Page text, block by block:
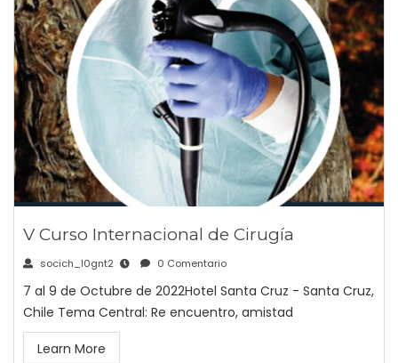
V Curso Internacional de Cirugía
socich_l0gnt2 0 Comentario
7 al 9 de Octubre de 2022Hotel Santa Cruz - Santa Cruz,
Chile Tema Central: Re encuentro, amistad
Learn More